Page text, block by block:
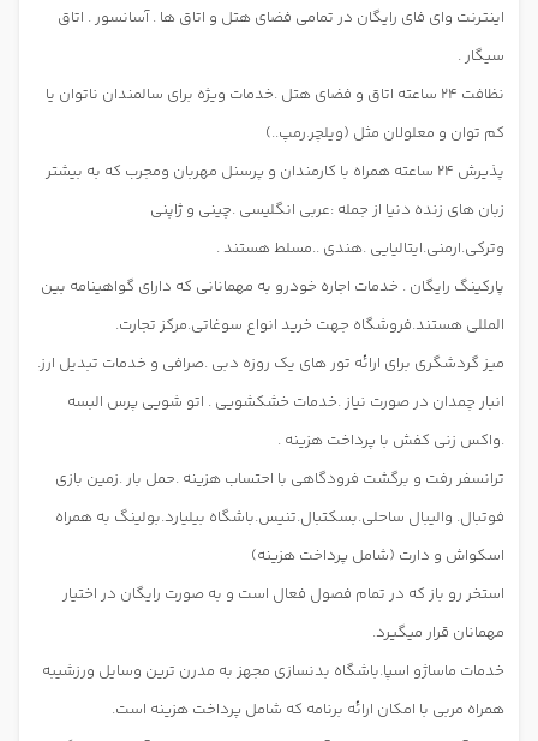
اینترنت وای فای رایگان در تمامی فضای هتل و اتاق ها . آسانسور . اتاق
سیگار .
نظافت 24 ساعته اتاق و فضای هتل .خدمات ویژه برای سالمندان ناتوان یا
کم توان و معلولان مثل (ویلچر.رمپ..)
پذیرش 24 ساعته همراه با کارمندان و پرسنل مهربان ومجرب که به بیشتر
زبان های زنده دنیا از جمله :عربی انگلیسی .چینی و ژاپنی
وترکی.ارمنی.ایتالیایی .هندی ..مسلط هستند .
پارکینگ رایگان . خدمات اجاره خودرو به مهمانانی که دارای گواهینامه بین
المللی هستند.فروشگاه جهت خرید انواع سوغاتی.مرکز تجارت.
میز گردشگری برای ارائه تور های یک روزه دبی .صرافی و خدمات تبدیل ارز.
انبار چمدان در صورت نیاز .خدمات خشکشویی . اتو شویی پرس البسه
.واکس زنی کفش با پرداخت هزینه .
ترانسفر رفت و برگشت فرودگاهی با احتساب هزینه .حمل بار .زمین بازی
فوتبال. والیبال ساحلی.بسکتبال.تنیس.باشگاه بیلیارد.بولینگ به همراه
اسکواش و دارت (شامل پرداخت هزینه)
استخر رو باز که در تمام فصول فعال است و به صورت رایگان در اختیار
مهمانان قرار میگیرد.
خدمات ماساژو اسپا.باشگاه بدنسازی مجهز به مدرن ترین وسایل ورزشیبه
همراه مربی با امکان ارائه برنامه که شامل پرداخت هزینه است.